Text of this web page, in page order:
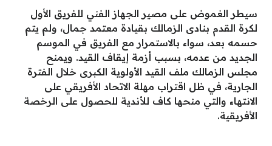
سيطر الغموض على مصير الجهاز الفني للفريق الأول
لكرة القدم بنادى الزمالك بقيادة معتمد جمال، ولم يتم
حسمه بعد، سواء بالاستمرار مع الفريق في الموسم
الجديد من عدمه، بسبب أزمة إيقاف القيد. ويمنح
مجلس الزمالك ملف القيد الأولوية الكبرى خلال الفترة
الجارية، في ظل اقتراب مهلة الاتحاد الأفريقي على
الانتهاء والتي منحها كاف للأندية للحصول على الرخصة
الأفريقية.